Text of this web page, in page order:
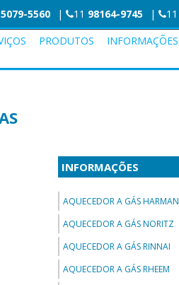
| 11
| 11 98164-9745
5079-5560
PRODUTOS INFORMAÇÕES
INFORMAÇÕES
AQUECEDOR A GÁS HARMAN
AQUECEDOR A GÁS NORITZ
AQUECEDOR A GÁS RINNAI
AQUECEDOR A GÁS RHEEM